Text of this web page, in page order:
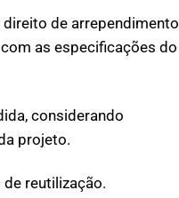
de arrependimento
as especificações do
considerando
projeto.
reutilização.